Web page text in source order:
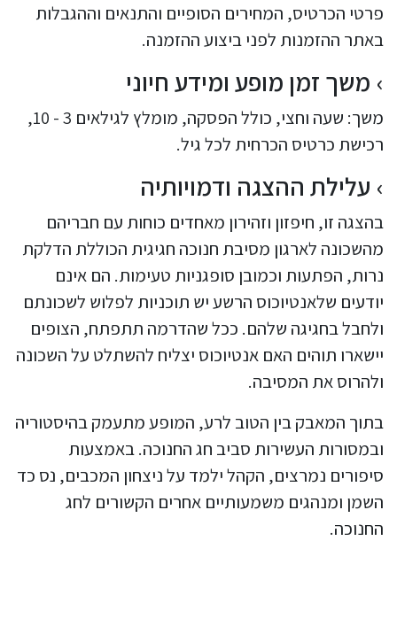
פרטי הכרטיס, המחירים הסופיים והתנאים וההגבלות
באתר ההזמנות לפני ביצוע ההזמנה.
משך זמן מופע ומידע חיוני
משך: שעה וחצי, כולל הפסקה, מומלץ לגילאים 3 - 10,
רכישת כרטיס הכרחית לכל גיל.
עלילת ההצגה ודמויותיה
בהצגה זו, חיפזון וזהירון מאחדים כוחות עם חבריהם
מהשכונה לארגון מסיבת חנוכה חגיגית הכוללת הדלקת
נרות, הפתעות וכמובן סופגניות טעימות. הם אינם
יודעים שלאנטיוכוס הרשע יש תוכניות לפלוש לשכונתם
ולחבל בחגיגה שלהם. ככל שהדרמה תתפתח, הצופים
יישארו תוהים האם אנטיוכוס יצליח להשתלט על השכונה
ולהרוס את המסיבה.
בתוך המאבק בין הטוב לרע, המופע מתעמק בהיסטוריה
ובמסורות העשירות סביב חג החנוכה. באמצעות
סיפורים נמרצים, הקהל ילמד על ניצחון המכבים, נס כד
השמן ומנהגים משמעותיים אחרים הקשורים לחג
החנוכה.